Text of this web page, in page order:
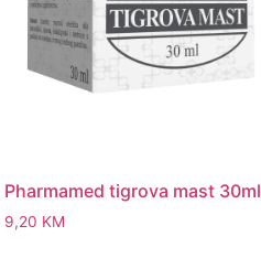
Pharmamed tigrova mast 30ml
9,20 KM